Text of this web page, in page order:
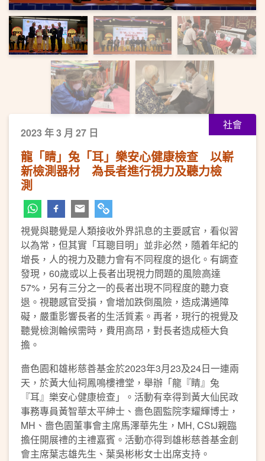
社會
2023 年 3 月 27 日
龍「睛」兔「耳」樂安心健康檢查 以嶄
新檢測器材 為長者進行視力及聽力檢
測
視覺與聽覺是人類接收外界訊息的主要感官，看似習
以為常，但其實「耳聰目明」並非必然，隨着年紀的
增長，人的視力及聽力會有不同程度的退化。有調查
發現，60歲或以上長者出現視力問題的風險高達
57%，另有三分之一的長者出現不同程度的聽力衰
退。視聽感官受損，會增加跌倒風險，造成溝通障
礙，嚴重影響長者的生活質素。再者，現行的視覺及
聽覺檢測輪候需時，費用高昂，對長者造成極大負
擔。
嗇色園和雄彬慈善基金於2023年3月23及24日一連兩
天，於黃大仙祠鳳鳴樓禮堂，舉辦「龍『睛』兔
『耳』樂安心健康檢查」。活動有幸得到黃大仙民政
事務專員黃智華太平紳士、嗇色園監院李耀輝博士，
MH、嗇色園董事會主席馬澤華先生，MH, CStJ親臨
擔任開展禮的主禮嘉賓。活動亦得到雄彬慈善基金創
會主席葉志雄先生、葉吳彬彬女士出席支持。